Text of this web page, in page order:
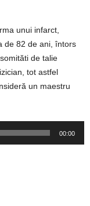
unui infarct,
de 82 de ani, întors
de talie
tot astfel
un maestru
00:00